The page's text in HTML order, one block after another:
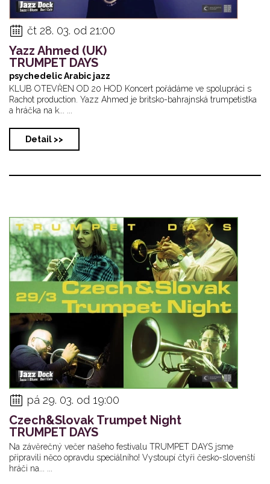
čt 28. 03. od 21:00
Yazz Ahmed (UK)
TRUMPET DAYS
psychedelic Arabic jazz
KLUB OTEVŘEN OD 20 HOD Koncert pořádáme ve spolupráci s
Rachot production. Yazz Ahmed je britsko-bahrajnská trumpetistka
a hráčka na k... ...
Detail >>
pá 29. 03. od 19:00
Czech&Slovak Trumpet Night
TRUMPET DAYS
Na závěrečný večer našeho festivalu TRUMPET DAYS jsme
připravili něco opravdu speciálního! Vystoupí čtyři česko-slovenští
hráči na... ...